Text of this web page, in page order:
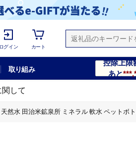
ログイン カート
取り組み
控除上限
あと
関して
然水 田治米鉱泉所 ミネラル 軟水 ペットボ